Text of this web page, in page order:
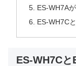
ES-WH7A
ES-WH7C
ES-WH7Cと